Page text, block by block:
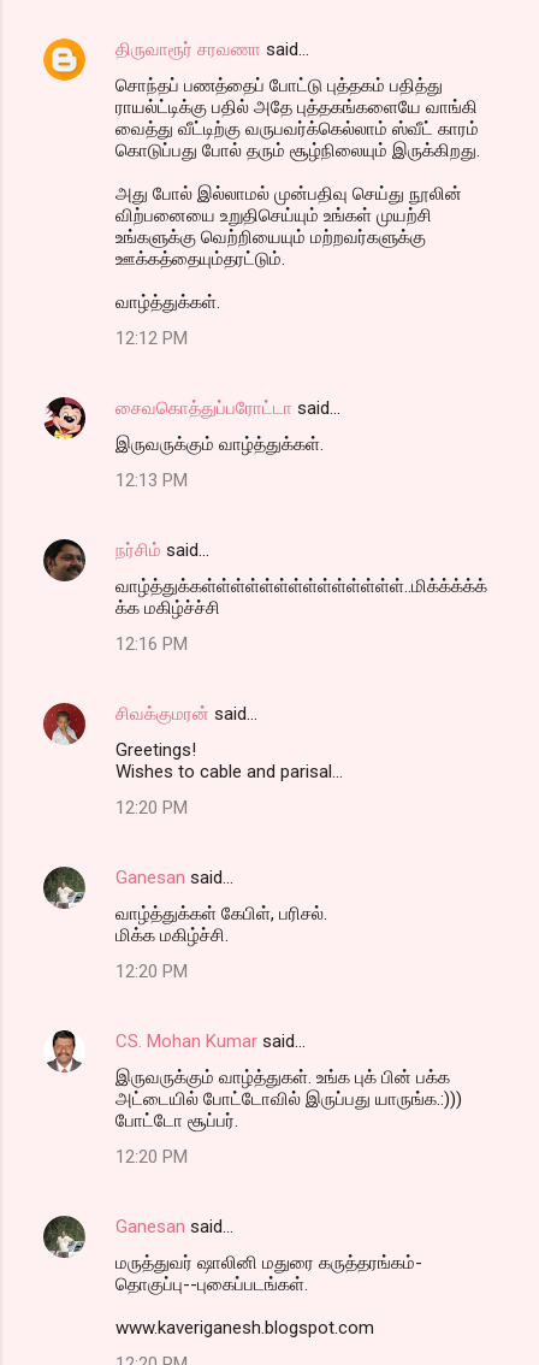
திருவாரூர் சரவணா said…
சொந்தப் பணத்தைப் போட்டு புத்தகம் பதித்து
ராயல்ட்டிக்கு பதில் அதே புத்தகங்களையே வாங்கி
வைத்து வீட்டிற்கு வருபவர்க்கெல்லாம் ஸ்வீட் காரம்
கொடுப்பது போல் தரும் சூழ்நிலையும் இருக்கிறது.
அது போல் இல்லாமல் முன்பதிவு செய்து நூலின்
விற்பனையை உறுதிசெய்யும் உங்கள் முயற்சி
உங்களுக்கு வெற்றியையும் மற்றவர்களுக்கு
ஊக்கத்தையும்தரட்டும்.
வாழ்த்துக்கள்.
12:12 PM
சைவகொத்துப்பரோட்டா said…
இருவருக்கும் வாழ்த்துக்கள்.
12:13 PM
நர்சிம் said…
வாழ்த்துக்கள்ள்ள்ள்ள்ள்ள்ள்ள்ள்ள்ள்ள்ள்..மிக்க்க்க்க்
க்க மகிழ்ச்ச்சி
12:16 PM
சிவக்குமரன் said…
Greetings!
Wishes to cable and parisal...
12:20 PM
Ganesan said…
வாழ்த்துக்கள் கேபிள், பரிசல்.
மிக்க மகிழ்ச்சி.
12:20 PM
CS. Mohan Kumar said…
இருவருக்கும் வாழ்த்துகள். உங்க புக் பின் பக்க
அட்டையில் போட்டோவில் இருப்பது யாருங்க.:)))
போட்டோ சூப்பர்.
12:20 PM
Ganesan said…
மருத்துவர் ஷாலினி மதுரை கருத்தரங்கம்-
தொகுப்பு--புகைப்படங்கள்.
www.kaveriganesh.blogspot.com